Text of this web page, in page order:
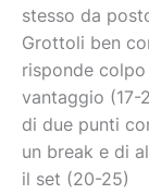
stesso da
Grottoli ben
risponde
vantaggio (17-
di due punti
un break e di
il set (20-25)